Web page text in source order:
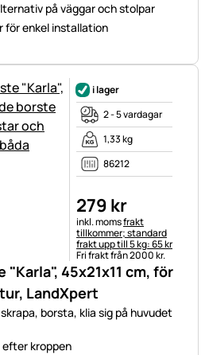
på väggar och stolpar
för enkel installation
45x21x11 cm, för
LandXpert
borsta, klia sig på huvudet
efter kroppen
i lager
2 - 5 vardagar
1,33 kg
86212
279 kr
Skatteinformation:
inkl. momsfrakt
tillkommer; standard
frakt upp till 5 kg: 65 kr
Fri frakt från 2000 kr.